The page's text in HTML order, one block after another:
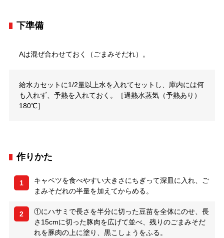
下準備
Aは混ぜ合わせておく（ごまみそだれ）。
給水カセットに1/2量以上水を入れてセットし、庫内には何
も入れず、予熱を入れておく。［過熱水蒸気（予熱あり）
180℃］
作りかた
1
キャベツを食べやすい大きさにちぎって深皿に入れ、ご
まみそだれの半量を加えてからめる。
2
①にハサミで長さを半分に切った豆苗を全体にのせ、長
さ15cmに切った豚肉を広げて並べ、残りのごまみそだ
れを豚肉の上に塗り、黒こしょうをふる。